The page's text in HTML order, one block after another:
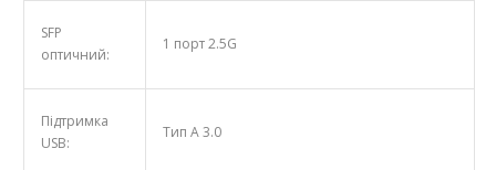
SFP
оптичний:
1 порт 2.5G
Підтримка
USB:
Тип А 3.0